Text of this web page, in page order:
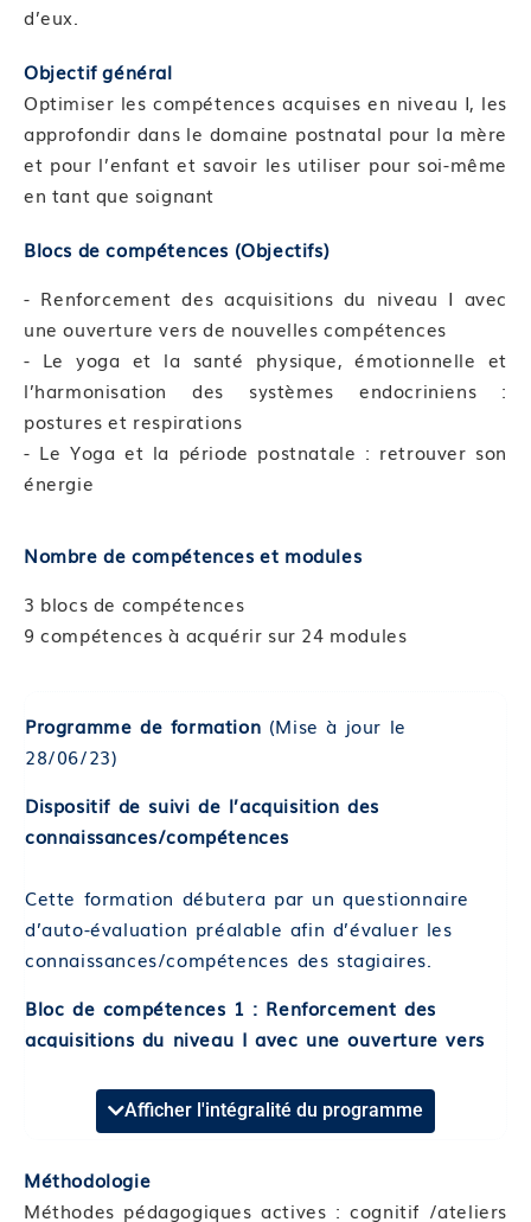
d’eux.
Objectif général
Optimiser les compétences acquises en niveau I, les
approfondir dans le domaine postnatal pour la mère
et pour l’enfant et savoir les utiliser pour soi-même
en tant que soignant
Blocs de compétences (Objectifs)
- Renforcement des acquisitions du niveau I avec
une ouverture vers de nouvelles compétences
- Le yoga et la santé physique, émotionnelle et
l’harmonisation des systèmes endocriniens :
postures et respirations
- Le Yoga et la période postnatale : retrouver son
énergie
Nombre de compétences et modules
3 blocs de compétences
9 compétences à acquérir sur 24 modules
Programme de formation (Mise à jour le
28/06/23)
Dispositif de suivi de l’acquisition des
connaissances/compétences
Cette formation débutera par un questionnaire
d’auto-évaluation préalable afin d’évaluer les
connaissances/compétences des stagiaires.
Bloc de compétences 1 : Renforcement des
acquisitions du niveau I avec une ouverture vers
Format et durée : Présentiel de 7 heures
stage niveau 1
Afficher l'intégralité du programme
Méthodologie
Méthodes pédagogiques actives : cognitif /ateliers